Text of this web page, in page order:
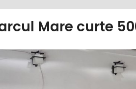
Mare curte